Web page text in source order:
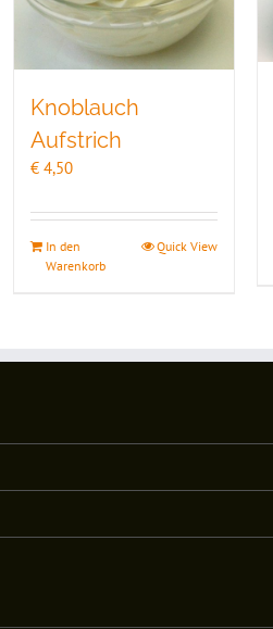
Knoblauch
Aufstrich
€ 4,50
In den
Warenkorb
Quick View